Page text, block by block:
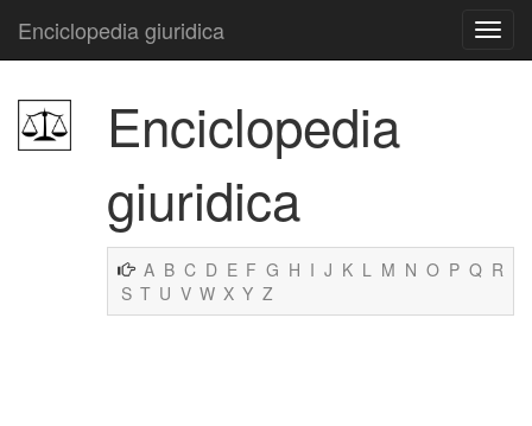
Enciclopedia giuridica
Enciclopedia
giuridica
A B C D E F G H I J K L M N O P Q R
S T U V W X Y Z